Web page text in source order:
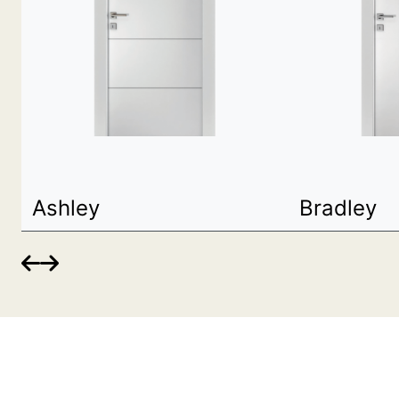
Ashley Bradley
